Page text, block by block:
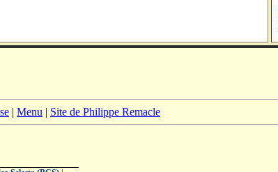
| Menu | Site de Philippe Remacle